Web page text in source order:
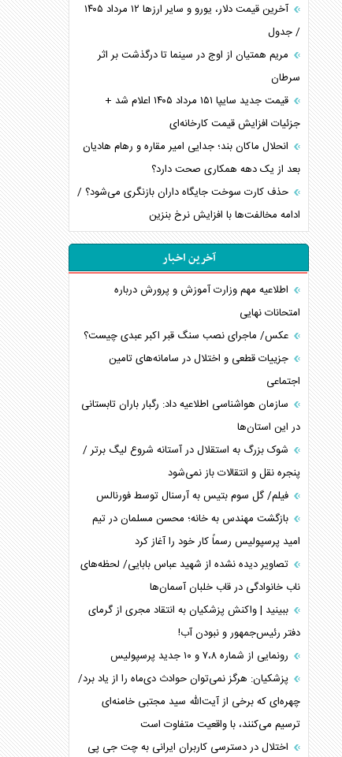
آخرین قیمت دلار، یورو و سایر ارز‌ها ۱۲ مرداد ۱۴۰۵
/ جدول
مریم همتیان از اوج در سینما تا درگذشت بر اثر
سرطان
قیمت جدید سایپا ۱۵۱ مرداد ۱۴۰۵ اعلام شد +
جزئیات افزایش قیمت کارخانه‌ای
انحلال ماکان بند؛ جدایی امیر مقاره و رهام هادیان
بعد از یک دهه همکاری صحت دارد؟
حذف کارت سوخت جایگاه داران بازنگری می‌شود؟ /
ادامه مخالفت‌ها با افزایش نرخ بنزین
آخرین اخبار
اطلاعیه مهم وزارت آموزش و پرورش درباره
امتحانات نهایی
عکس/ ماجرای نصب سنگ قبر اکبر عبدی چیست؟
جزییات قطعی و اختلال در سامانه‌های تامین
اجتماعی
سازمان هواشناسی اطلاعیه داد: رگبار باران تابستانی
در این استان‌ها
شوک بزرگ به استقلال در آستانه شروع لیگ برتر /
پنجره نقل و انتقالات باز نمی‌شود
فیلم/ گل سوم بتیس به آرسنال توسط فورنالس
بازگشت مهندس به خانه؛ محسن مسلمان در تیم
امید پرسپولیس رسماً کار خود را آغاز کرد
تصاویر دیده نشده از شهید عباس بابایی/ لحظه‌های
ناب خانوادگی در قاب خلبان آسمان‌ها
ببینید | واکنش پزشکیان به انتقاد مجری از گرمای
دفتر رئیس‌جمهور و نبودن آب!
رونمایی از شماره ۷،۸ و ۱۰ جدید پرسپولیس
پزشکیان: هرگز نمی‌توان حوادث دی‌ماه را از یاد برد/
چهره‌ای که برخی از آیت‌الله سید مجتبی خامنه‌ای
ترسیم می‌کنند، با واقعیت متفاوت است
اختلال در دسترسی کاربران ایرانی به چت جی پی